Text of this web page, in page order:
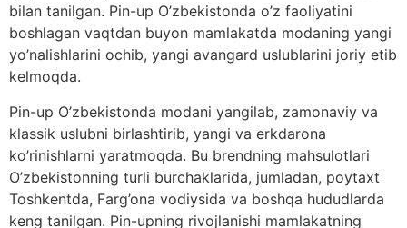
bilan tanilgan. Pin-up O’zbekistonda o’z faoliyatini
boshlagan vaqtdan buyon mamlakatda modaning yangi
yo’nalishlarini ochib, yangi avangard uslublarini joriy etib
kelmoqda.
Pin-up O’zbekistonda modani yangilab, zamonaviy va
klassik uslubni birlashtirib, yangi va erkdarona
ko’rinishlarni yaratmoqda. Bu brendning mahsulotlari
O’zbekistonning turli burchaklarida, jumladan, poytaxt
Toshkentda, Farg’ona vodiysida va boshqa hududlarda
keng tanilgan. Pin-upning rivojlanishi mamlakatning